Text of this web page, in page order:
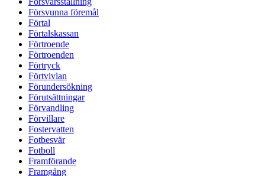
Försvunna föremål
Förtal
Förtalskassan
Förtroende
Förtroenden
Förtryck
Förtvivlan
Förundersökning
Förutsättningar
Förvandling
Förvillare
Fostervatten
Fotbesvär
Fotboll
Framförande
Framgång